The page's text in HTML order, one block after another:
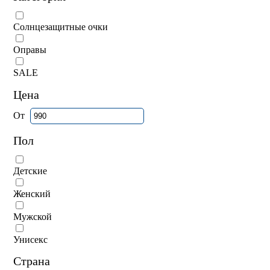
Солнцезащитные очки
Оправы
SALE
Цена
От
Пол
Детские
Женский
Мужской
Унисекс
Страна